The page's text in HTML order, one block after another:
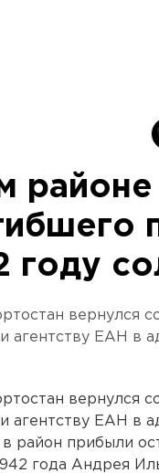
районе
году
вернулся
агентству ЕАН в
вернулся
агентству ЕАН в
район прибыли
года Андрея